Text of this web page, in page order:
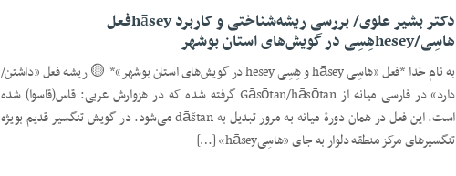
دکتر بشیر علوی/ بررسی ریشه‌شناختی و کاربرد hāseyفعل
هاسِی/heseyهِسِی در گویش‌های استان بوشهر
به نام خدا *فعل «هاسِی hāsey و هِسِی hesey در گویش‌های استان بوشهر»* 🟡 ریشه فعل «داشتن/
دارد» در فارسی میانه از Gāsōtan/hāsōtan گرفته شده که در هزوارش عربی: قاس(قاسوا) شده
است. این فعل در همان دورۀ میانه به مرور تبدیل به dāštan می‌شود. در گویش تنگسیر قدیم بویژه
تنگسیرهای مرکز منطقه دلوار به جای «هاسِیhāsey» […]